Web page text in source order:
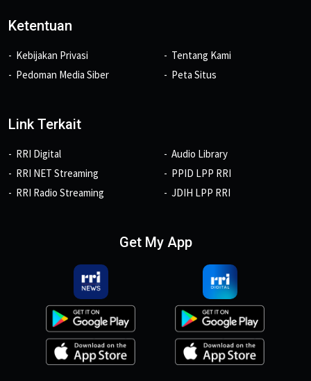
Ketentuan
Kebijakan Privasi
Pedoman Media Siber
Tentang Kami
Peta Situs
Link Terkait
RRI Digital
RRI NET Streaming
RRI Radio Streaming
Audio Library
PPID LPP RRI
JDIH LPP RRI
Get My App